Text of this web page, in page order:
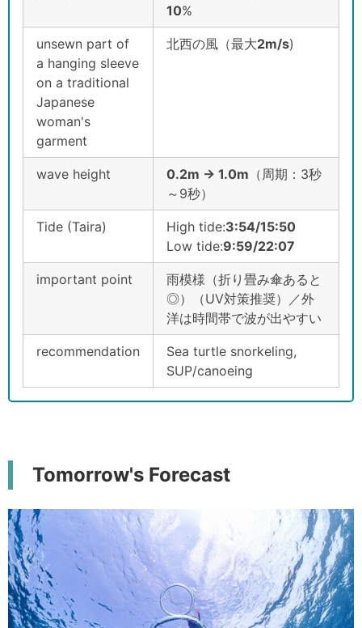
10%
unsewn part of
a hanging sleeve
on a traditional
Japanese
woman's
garment
北西の風（最大2m/s)
wave height 0.2m → 1.0m （周期：3秒
～9秒）
Tide (Taira) High tide:3:54/15:50
Low tide:9:59/22:07
important point
雨模様（折り畳み傘あると
◎）（UV対策推奨）／外
洋は時間帯で波が出やすい
recommendation
Sea turtle snorkeling,
SUP/canoeing
Tomorrow's Forecast